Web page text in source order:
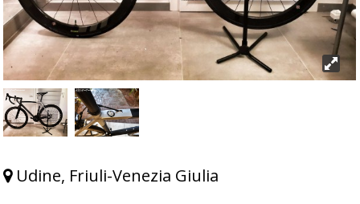
Udine, Friuli-Venezia Giulia